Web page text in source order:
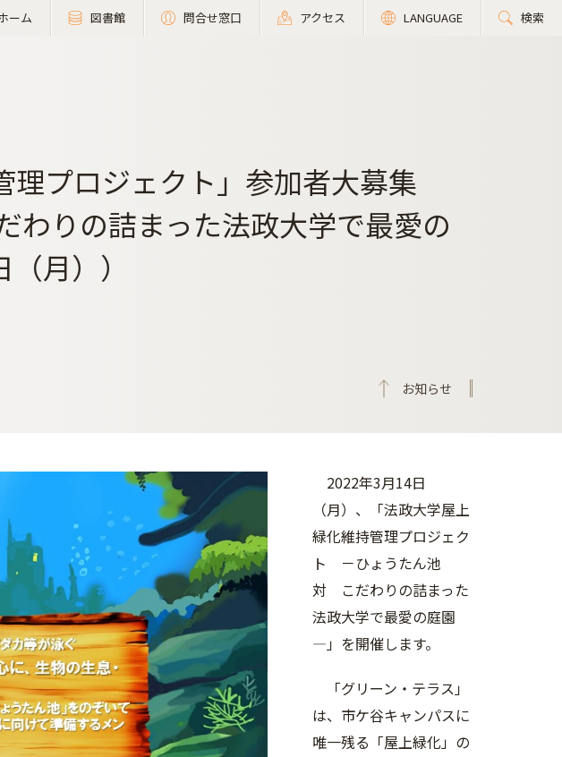
ーム 図書館 問合せ窓口 アクセス LANGUAGE 検索
理プロジェクト」参加者大募集
りの詰まった法政大学で最愛の
月））
お知らせ
2022年3月14日
（月）、「法政大学屋上
緑化維持管理プロジェク
ト －ひょうたん池
対 こだわりの詰まった
法政大学で最愛の庭園
―」を開催します。
「グリーン・テラス」
は、市ケ谷キャンパスに
唯一残る「屋上緑化」の